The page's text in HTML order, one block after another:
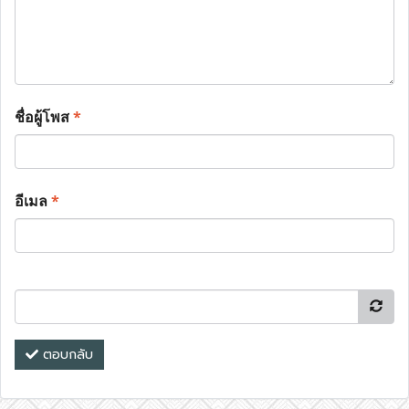
ชื่อผู้โพส*
อีเมล*
ตอบกลับ